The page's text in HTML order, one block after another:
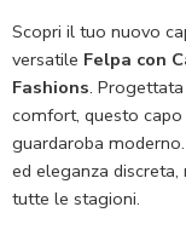
Scopri il tuo nuovo
versatile Felpa con
Fashions.
comfort, questo
guardaroba
ed eleganza
tutte le stagioni.